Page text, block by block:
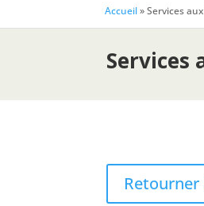
Accueil»Services
Services